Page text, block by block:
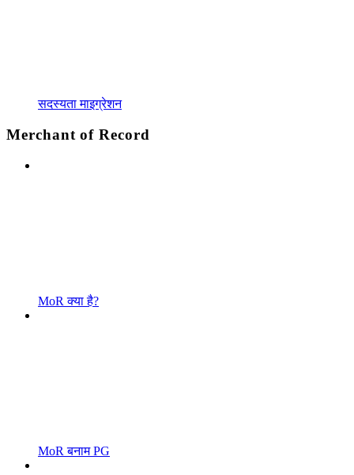
सदस्यता माइग्रेशन
Merchant of Record
MoR क्या है?
MoR बनाम PG